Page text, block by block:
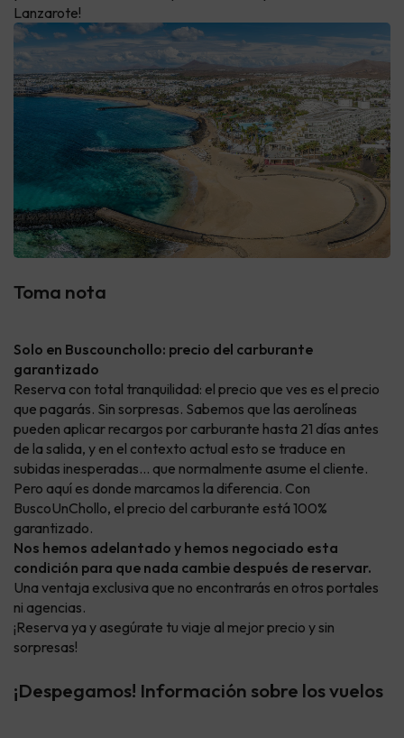
Lanzarote!
Toma nota
Solo en Buscounchollo: precio del carburante
garantizado
Reserva con total tranquilidad: el precio que ves es el precio
que pagarás. Sin sorpresas. Sabemos que las aerolíneas
pueden aplicar recargos por carburante hasta 21 días antes
de la salida, y en el contexto actual esto se traduce en
subidas inesperadas… que normalmente asume el cliente.
Pero aquí es donde marcamos la diferencia. Con
BuscoUnChollo, el precio del carburante está 100%
garantizado.
Nos hemos adelantado y hemos negociado esta
condición para que nada cambie después de reservar.
Una ventaja exclusiva que no encontrarás en otros portales
ni agencias.
¡Reserva ya y asegúrate tu viaje al mejor precio y sin
sorpresas!
¡Despegamos! Información sobre los vuelos